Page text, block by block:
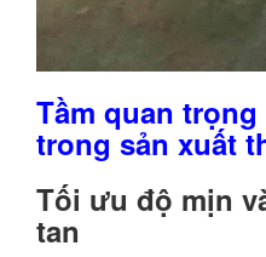
Tầm quan
trong sản xuất
Tối ưu độ mịn
tan